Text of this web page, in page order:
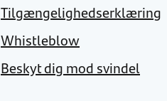
Tilgængelighedserklæring
Whistleblow
Beskyt dig mod svindel